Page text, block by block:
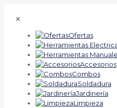
✕
Ofertas
Accesorios
Combos
Soldadura
Jardinería
Limpieza